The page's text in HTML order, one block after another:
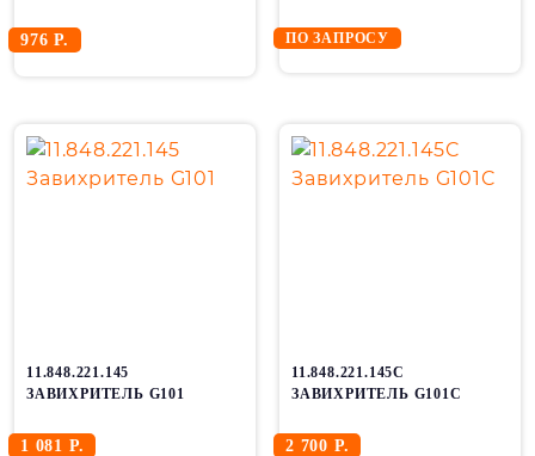
976 Р. ПО ЗАПРОСУ
11.848.221.145
ЗАВИХРИТЕЛЬ G101
1 081 Р.
11.848.221.145C
ЗАВИХРИТЕЛЬ G101C
2 700 Р.